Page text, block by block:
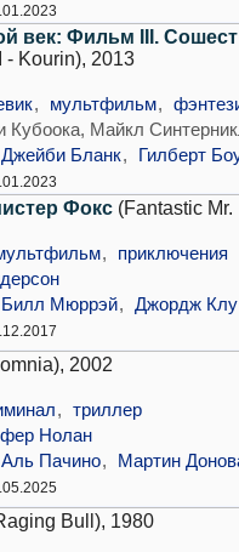
век: Фильм III.
- Kourin), 2013
, мультфильм,
Кубоока, Майкл
Джейби Бланк, Гилберт
Фокс (Fantastic
,
приключения
Билл Мюррэй, Джордж
2002
, триллер
Нолан
Аль Пачино, Мартин
Bull), 1980